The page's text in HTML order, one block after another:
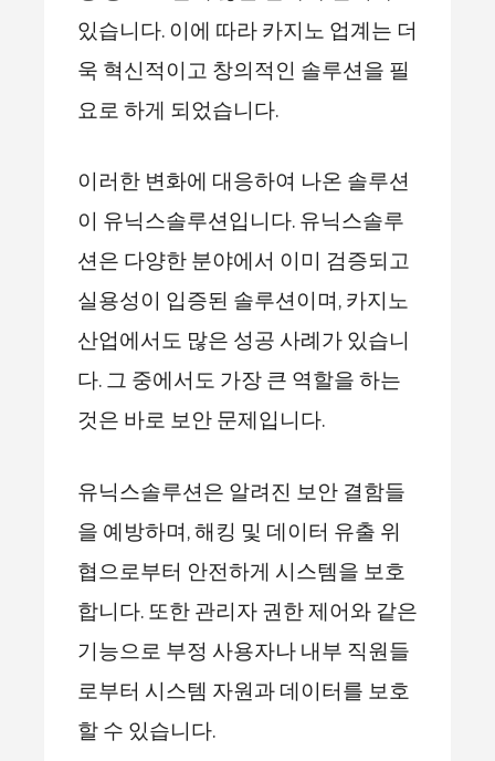
있습니다. 이에 따라 카지노 업계는 더
욱 혁신적이고 창의적인 솔루션을 필
요로 하게 되었습니다.
이러한 변화에 대응하여 나온 솔루션
이 유닉스솔루션입니다. 유닉스솔루
션은 다양한 분야에서 이미 검증되고
실용성이 입증된 솔루션이며, 카지노
산업에서도 많은 성공 사례가 있습니
다. 그 중에서도 가장 큰 역할을 하는
것은 바로 보안 문제입니다.
유닉스솔루션은 알려진 보안 결함들
을 예방하며, 해킹 및 데이터 유출 위
협으로부터 안전하게 시스템을 보호
합니다. 또한 관리자 권한 제어와 같은
기능으로 부정 사용자나 내부 직원들
로부터 시스템 자원과 데이터를 보호
할 수 있습니다.